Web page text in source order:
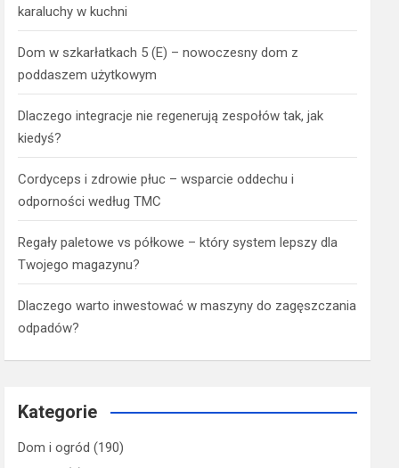
karaluchy w kuchni
Dom w szkarłatkach 5 (E) – nowoczesny dom z
poddaszem użytkowym
Dlaczego integracje nie regenerują zespołów tak, jak
kiedyś?
Cordyceps i zdrowie płuc – wsparcie oddechu i
odporności według TMC
Regały paletowe vs półkowe – który system lepszy dla
Twojego magazynu?
Dlaczego warto inwestować w maszyny do zagęszczania
odpadów?
Kategorie
Dom i ogród (190)